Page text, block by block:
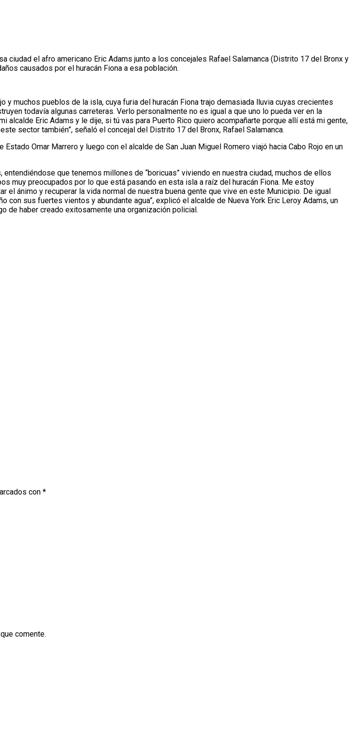
el afro americano Eric Adams junto a los concejales Rafael Salamanca (Distrito 17 del Bronx y
causados por el huracán Fiona a esa población.
muchos pueblos de la isla, cuya furia del huracán Fiona trajo demasiada lluvia cuyas crecientes
todavía algunas carreteras. Verlo personalmente no es igual a que uno lo pueda ver en la
Eric Adams y le dije, si tú vas para Puerto Rico quiero acompañarte porque allí está mi gente,
sector también”, señaló el concejal del Distrito 17 del Bronx, Rafael Salamanca.
Omar Marrero y luego con el alcalde de San Juan Miguel Romero viajó hacia Cabo Rojo en un
que tenemos millones de “boricuas” viviendo en nuestra ciudad, muchos de ellos
muy preocupados por lo que está pasando en esta isla a raíz del huracán Fiona. Me estoy
ánimo y recuperar la vida normal de nuestra buena gente que vive en este Municipio. De igual
sus fuertes vientos y abundante agua”, explicó el alcalde de Nueva York Eric Leroy Adams, un
de haber creado exitosamente una organización policial.
con *
comente.